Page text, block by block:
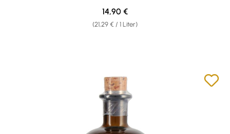
(21,29 € / 1 Liter)
Regulärer Preis:
14,90 €